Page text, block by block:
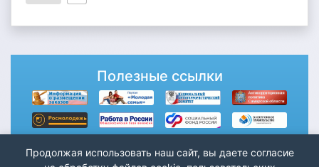
Полезные ссылки
Продолжая использовать наш сайт, вы даете согласие